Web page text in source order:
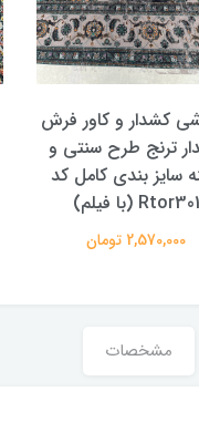
کشدار و کاور فرش
ترنج طرح سرمه
سایز بندی کامل کد
Rtor324 (با فیلم)
2,570,000 تومان
مشخصات